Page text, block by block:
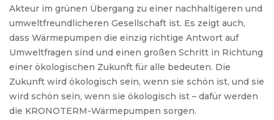
Akteur im grünen Übergang zu einer nachhaltigeren und
umweltfreundlicheren Gesellschaft ist. Es zeigt auch,
dass Wärmepumpen die einzig richtige Antwort auf
Umweltfragen sind und einen großen Schritt in Richtung
einer ökologischen Zukunft für alle bedeuten. Die
Zukunft wird ökologisch sein, wenn sie schön ist, und sie
wird schön sein, wenn sie ökologisch ist – dafür werden
die KRONOTERM-Wärmepumpen sorgen.